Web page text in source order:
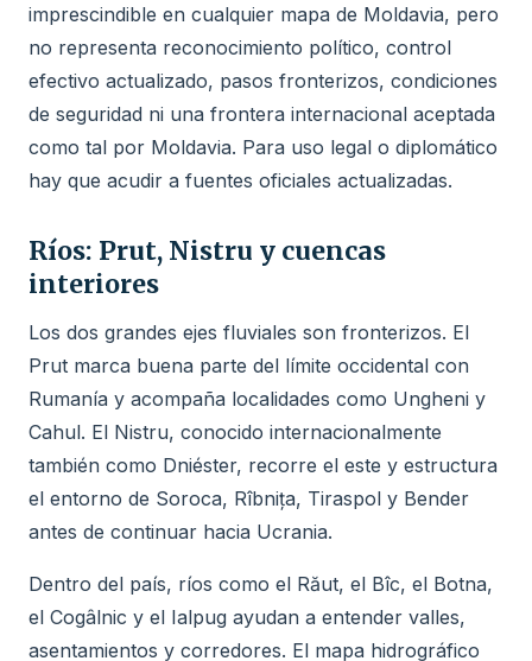
imprescindible en cualquier mapa de Moldavia, pero
no representa reconocimiento político, control
efectivo actualizado, pasos fronterizos, condiciones
de seguridad ni una frontera internacional aceptada
como tal por Moldavia. Para uso legal o diplomático
hay que acudir a fuentes oficiales actualizadas.
Ríos: Prut, Nistru y cuencas
interiores
Los dos grandes ejes fluviales son fronterizos. El
Prut marca buena parte del límite occidental con
Rumanía y acompaña localidades como Ungheni y
Cahul. El Nistru, conocido internacionalmente
también como Dniéster, recorre el este y estructura
el entorno de Soroca, Rîbnița, Tiraspol y Bender
antes de continuar hacia Ucrania.
Dentro del país, ríos como el Răut, el Bîc, el Botna,
el Cogâlnic y el Ialpug ayudan a entender valles,
asentamientos y corredores. El mapa hidrográfico